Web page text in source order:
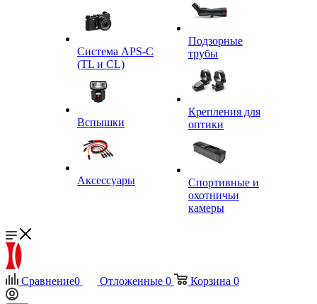
Система APS-C
(TL и CL)
Вспышки
Аксессуары
Подзорные
трубы
Крепления для
оптики
Спортивные и
охотничьи
камеры
Сравнение0 Отложенные 0 Корзина 0